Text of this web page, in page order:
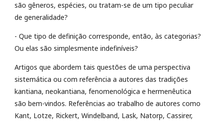
são gêneros, espécies, ou tratam-se de um tipo peculiar
de generalidade?
- Que tipo de definição corresponde, então, às categorias?
Ou elas são simplesmente indefiníveis?
Artigos que abordem tais questões de uma perspectiva
sistemática ou com referência a autores das tradições
kantiana, neokantiana, fenomenológica e hermenêutica
são bem-vindos. Referências ao trabalho de autores como
Kant, Lotze, Rickert, Windelband, Lask, Natorp, Cassirer,